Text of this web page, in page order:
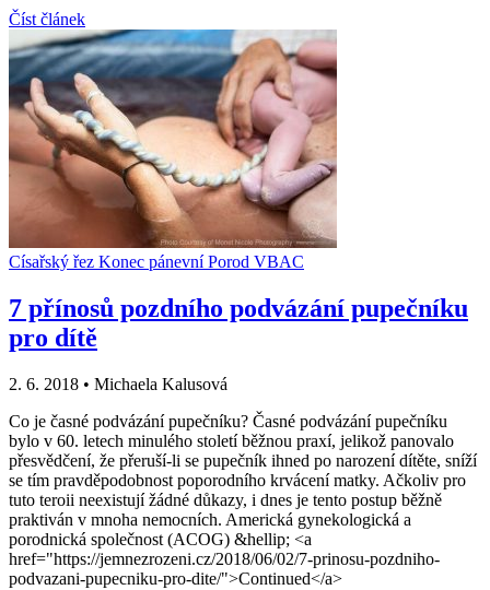
Číst článek
Císařský řez Konec pánevníPorod VBAC
7 přínosů pozdního podvázání pupečníku
pro dítě
2. 6. 2018 • Michaela Kalusová
Co je časné podvázání pupečníku? Časné podvázání pupečníku
bylo v 60. letech minulého století běžnou praxí, jelikož panovalo
přesvědčení, že přeruší-li se pupečník ihned po narození dítěte, sníží
se tím pravděpodobnost poporodního krvácení matky. Ačkoliv pro
tuto teroii neexistují žádné důkazy, i dnes je tento postup běžně
praktiván v mnoha nemocních. Americká gynekologická a
porodnická společnost (ACOG) &hellip; <a
href="https://jemnezrozeni.cz/2018/06/02/7-prinosu-pozdniho-
podvazani-pupecniku-pro-dite/">Continued</a>